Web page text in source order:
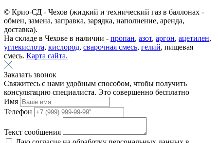
© Крио-СД - Чехов (жидкий и технический газ в баллонах -
обмен, замена, заправка, зарядка, наполнение, аренда,
доставка).
На складе в Чехове в наличии - пропан, азот, аргон, ацетилен,
углекислота, кислород, сварочная смесь, гелий, пищевая
смесь. Карта сайта.
Заказать звонок
Свяжитесь с нами удобным способом, чтобы получить
консультацию специалиста. Это совершенно бесплатно
Имя
Телефон
Текст сообщения